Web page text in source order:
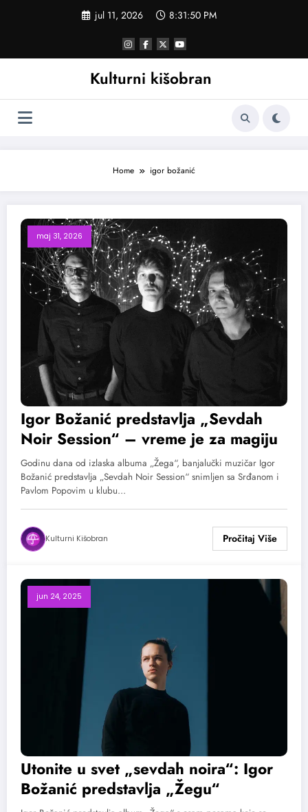
jul 11, 2026 8:31:50 PM
Kulturni kišobran
Home igor božanić
maj 31, 2026
Igor Božanić predstavlja „Sevdah
Noir Session“ – vreme je za magiju
Godinu dana od izlaska albuma „Žega“, banjalučki muzičar Igor
Božanić predstavlja „Sevdah Noir Session“ snimljen sa Srđanom i
Pavlom Popovim u klubu…
Kulturni Kišobran
jun 24, 2025
Utonite u svet „sevdah noira“: Igor
Božanić predstavlja „Žegu“